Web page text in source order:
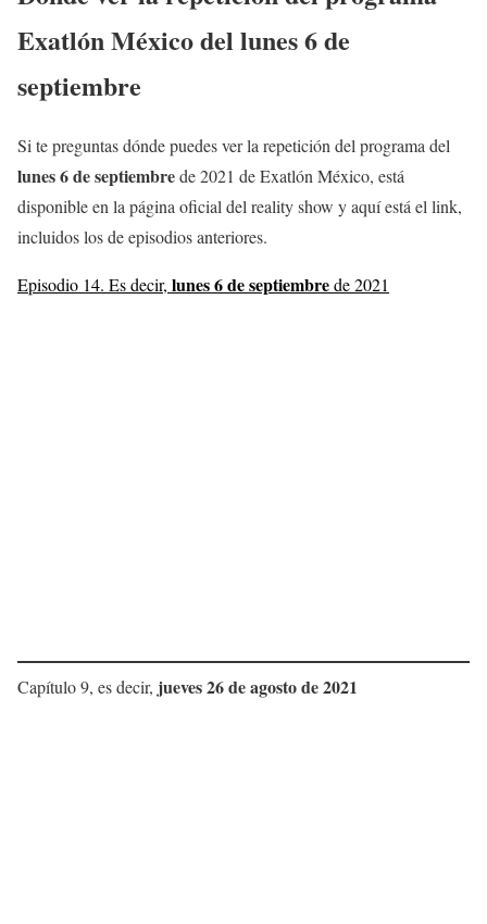
Exatlón México del lunes 6de
septiembre
Si te preguntas dónde puedes ver la repetición del programa del
lunes 6de septiembrede 2021 de Exatlón México, está
disponible en la página oficial del reality show y aquí está el link,
incluidos los de episodios anteriores.
Episodio 14. Es decir, lunes 6de septiembrede 2021
Capítulo 9, es decir, jueves 26 de agosto de 2021